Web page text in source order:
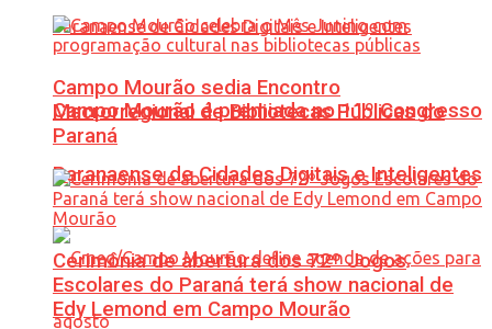
Campo Mourão é premiada no 11º Congresso
Paranaense de Cidades Digitais e Inteligentes
Campo Mourão sedia Encontro
Macrorregional de Bibliotecas Públicas do
Paraná
Cerimônia de abertura dos 72º Jogos
Escolares do Paraná terá show nacional de
Edy Lemond em Campo Mourão